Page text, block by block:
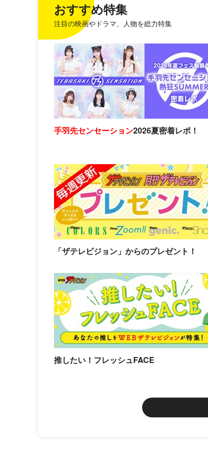
おすすめ特集
注目の映画やドラマ、人物を総力特集
手羽先センセーション2026夏密着レポ！
「ザテレビジョン」からのプレゼント！
推したい！フレッシュFACE